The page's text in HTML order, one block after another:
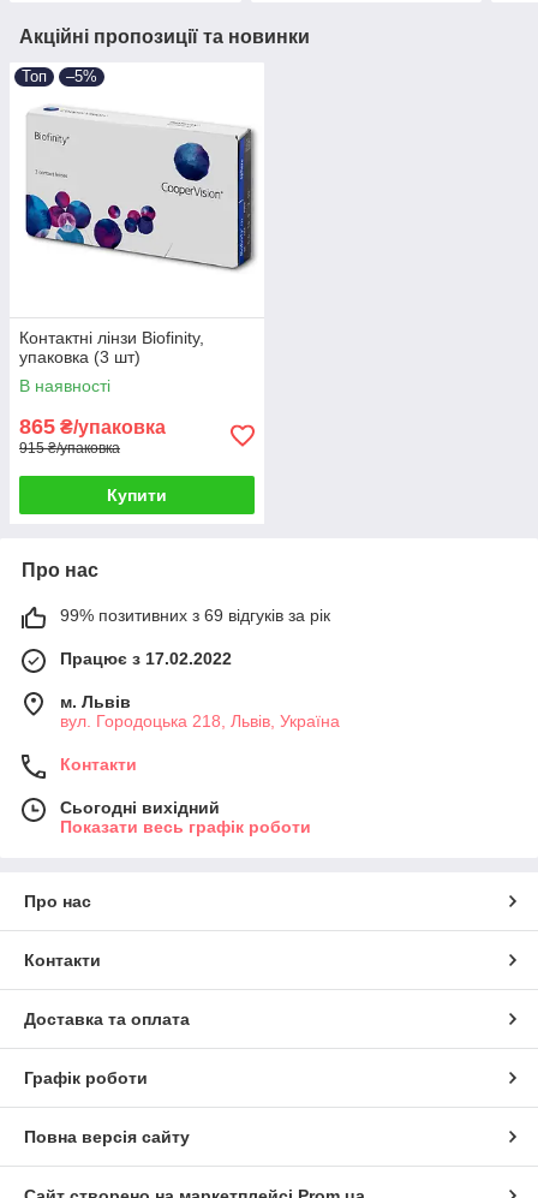
Акційні пропозиції та новинки
Топ –5%
Контактні лінзи Biofinity,
упаковка (3 шт)
В наявності
865 ₴/упаковка
915 ₴/упаковка
Купити
Про нас
99% позитивних з 69 відгуків за рік
Працює з 17.02.2022
м. Львів
вул. Городоцька 218, Львів, Україна
Контакти
Сьогодні вихідний
Показати весь графік роботи
Про нас
Контакти
Доставка та оплата
Графік роботи
Повна версія сайту